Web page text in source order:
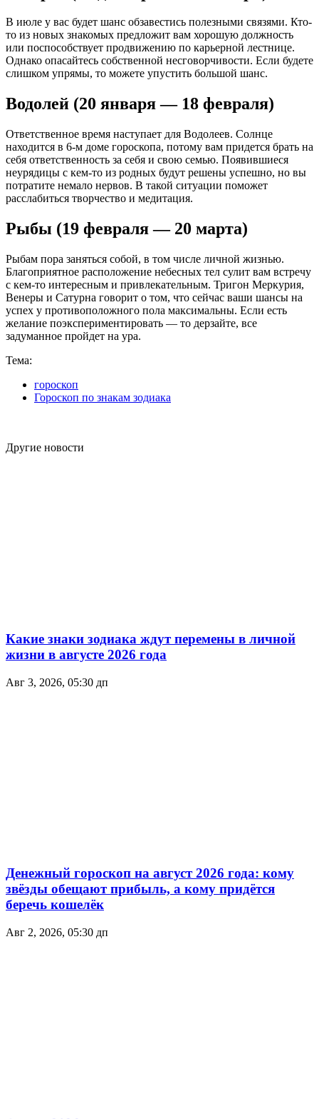
В июле у вас будет шанс обзавестись полезными связями. Кто-
то из новых знакомых предложит вам хорошую должность
или поспособствует продвижению по карьерной лестнице.
Однако опасайтесь собственной несговорчивости. Если будете
слишком упрямы, то можете упустить большой шанс.
Водолей (20 января — 18 февраля)
Ответственное время наступает для Водолеев. Солнце
находится в 6-м доме гороскопа, потому вам придется брать на
себя ответственность за себя и свою семью. Появившиеся
неурядицы с кем-то из родных будут решены успешно, но вы
потратите немало нервов. В такой ситуации поможет
расслабиться творчество и медитация.
Рыбы (19 февраля — 20 марта)
Рыбам пора заняться собой, в том числе личной жизнью.
Благоприятное расположение небесных тел сулит вам встречу
с кем-то интересным и привлекательным. Тригон Меркурия,
Венеры и Сатурна говорит о том, что сейчас ваши шансы на
успех у противоположного пола максимальны. Если есть
желание поэкспериментировать — то дерзайте, все
задуманное пройдет на ура.
Тема:
гороскоп
Гороскоп по знакам зодиака
Другие новости
Какие знаки зодиака ждут перемены в личной
жизни в августе 2026 года
Авг 3, 2026, 05:30 дп
Денежный гороскоп на август 2026 года: кому
звёзды обещают прибыль, а кому придётся
беречь кошелёк
Авг 2, 2026, 05:30 дп